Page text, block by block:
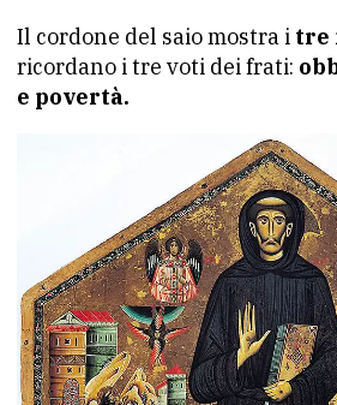
Il cordone del saio mostra i tre
ricordano i tre voti dei frati:
e povertà.